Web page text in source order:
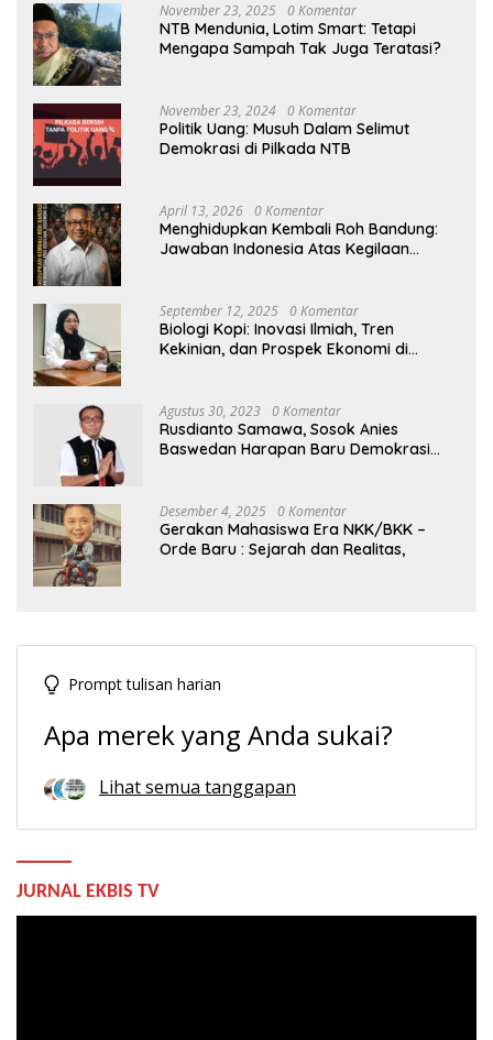
November 23, 2025 0 Komentar
NTB Mendunia, Lotim Smart: Tetapi
Mengapa Sampah Tak Juga Teratasi?
November 23, 2024 0 Komentar
Politik Uang: Musuh Dalam Selimut
Demokrasi di Pilkada NTB
April 13, 2026 0 Komentar
Menghidupkan Kembali Roh Bandung:
Jawaban Indonesia Atas Kegilaan
September 12, 2025 0 Komentar
Biologi Kopi: Inovasi Ilmiah, Tren
Kekinian, dan Prospek Ekonomi di
Agustus 30, 2023 0 Komentar
Rusdianto Samawa, Sosok Anies
Baswedan Harapan Baru Demokrasi
Desember 4, 2025 0 Komentar
Gerakan Mahasiswa Era NKK/BKK –
Orde Baru : Sejarah dan Realitas,
Prompt tulisan harian
Apa merek yang Anda sukai?
Lihat semua tanggapan
JURNAL EKBIS TV